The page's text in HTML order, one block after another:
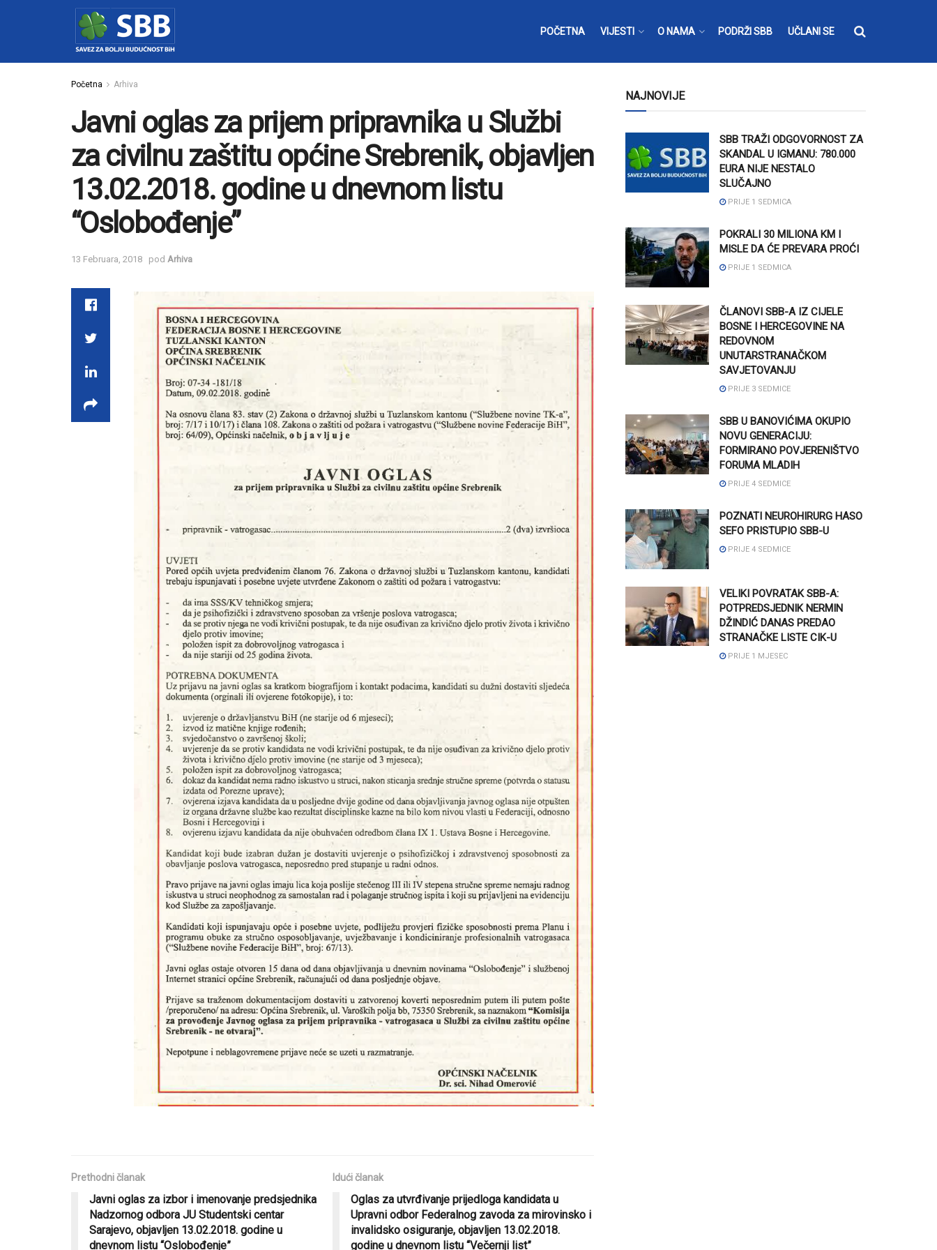
POČETNA VIJESTI O NAMA PODRŽI SBB UČLANI SE
Početna Arhiva
Javni oglas za prijem pripravnika u Službi
za civilnu zaštitu općine Srebrenik, objavljen
13.02.2018. godine u dnevnom listu
“Oslobođenje”
13 Februara, 2018 pod Arhiva
Prethodni članak
Javni oglas za izbor i imenovanje predsjednika
Nadzornog odbora JU Studentski centar
Sarajevo, objavljen 13.02.2018. godine u
dnevnom listu “Oslobođenje”
Idući članak
Oglas za utvrđivanje prijedloga kandidata u
Upravni odbor Federalnog zavoda za mirovinsko i
invalidsko osiguranje, objavljen 13.02.2018.
godine u dnevnom listu “Večernji list”
NAJNOVIJE
SBB TRAŽI ODGOVORNOST ZA
SKANDAL U IGMANU: 780.000
EURA NIJE NESTALO
SLUČAJNO
PRIJE 1 SEDMICA
POKRALI 30 MILIONA KM I
MISLE DA ĆE PREVARA PROĆI
PRIJE 1 SEDMICA
ČLANOVI SBB-A IZ CIJELE
BOSNE I HERCEGOVINE NA
REDOVNOM
UNUTARSTRANAČKOM
SAVJETOVANJU
PRIJE 3 SEDMICE
SBB U BANOVIĆIMA OKUPIO
NOVU GENERACIJU:
FORMIRANO POVJERENIŠTVO
FORUMA MLADIH
PRIJE 4 SEDMICE
POZNATI NEUROHIRURG HASO
SEFO PRISTUPIO SBB-U
PRIJE 4 SEDMICE
VELIKI POVRATAK SBB-A:
POTPREDSJEDNIK NERMIN
DŽINDIĆ DANAS PREDAO
STRANAČKE LISTE CIK-U
PRIJE 1 MJESEC